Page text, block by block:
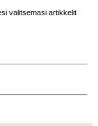
valitsemasi artikkelit